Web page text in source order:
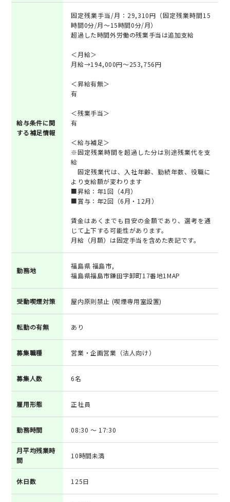
給与条件に関
する補足情報
固定残業手当/月：29,310円（固定残業時間15
時間0分/月～15時間0分/月）
超過した時間外労働の残業手当は追加支給
＜月給＞
月給→194,000円～253,756円
＜昇給有無＞
有
＜残業手当＞
有
＜給与補足＞
※固定残業時間を超過した分は別途残業代を支
給
固定残業代は、入社年齢、勤続年数、役職に
より支給額が変わります
■昇給：年1回（4月）
■賞与：年2回（6月・12月）
賃金はあくまでも目安の金額であり、選考を通
じて上下する可能性があります。
月給（月額）は固定手当を含めた表記です。
勤務地
福島県 福島市,
福島県福島市鎌田字卸町17番地1MAP
受動喫煙対策 屋内原則禁止 (喫煙専用室設置)
転勤の有無 あり
募集職種 営業・企画営業（法人向け）
募集人数 6名
雇用形態 正社員
勤務時間 08:30 ～ 17:30
月平均残業時
間
10時間未満
休日数 125日